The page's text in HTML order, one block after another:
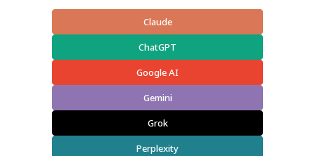
Claude
ChatGPT
Google AI
Gemini
Grok
Perplexity